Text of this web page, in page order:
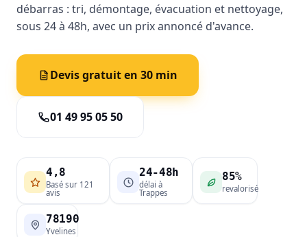
débarras : tri, démontage, évacuation et nettoyage,
sous 24 à 48h, avec un prix annoncé d'avance.
Devis gratuit en 30 min
01 49 95 05 50
4,8
Basé sur 121
avis
24-48h
délai à
Trappes
85%
revalorisé
78190
Yvelines